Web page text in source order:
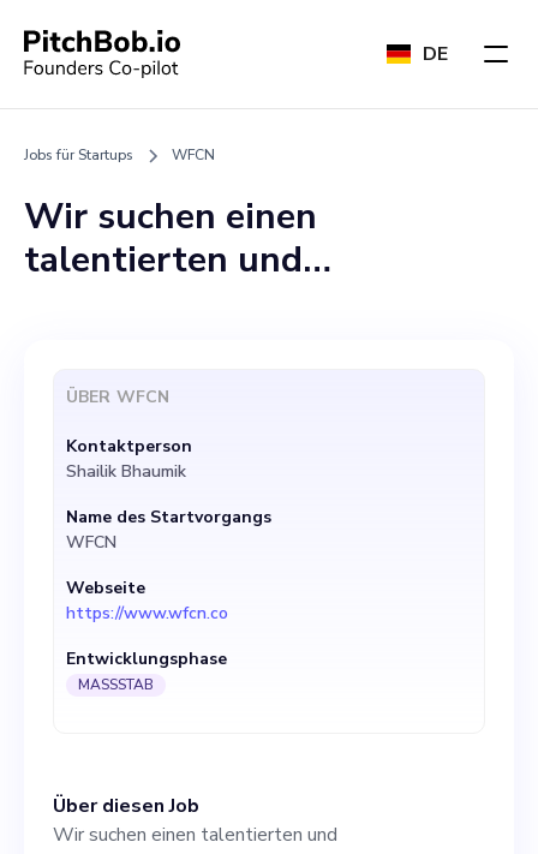
DE
Jobs für Startups WFCN
Wir suchen einen
talentierten und
dynamisches Team bei
WFCN, einer der führenden
Einreichungsplattformen für
Filmfestivals. Als wichtiges
Mitglied des Teams bist du
für die Verwaltung unseres
Produktlebenszyklus, die
enge Zusammenarbeit mit
Umsetzung unserer
Über diesen Job
Wir suchen einen talentierten und
ÜBER WFCN
Kontaktperson
Shailik Bhaumik
Name des Startvorgangs
WFCN
Webseite
https://www.wfcn.co
Entwicklungsphase
MASSSTAB